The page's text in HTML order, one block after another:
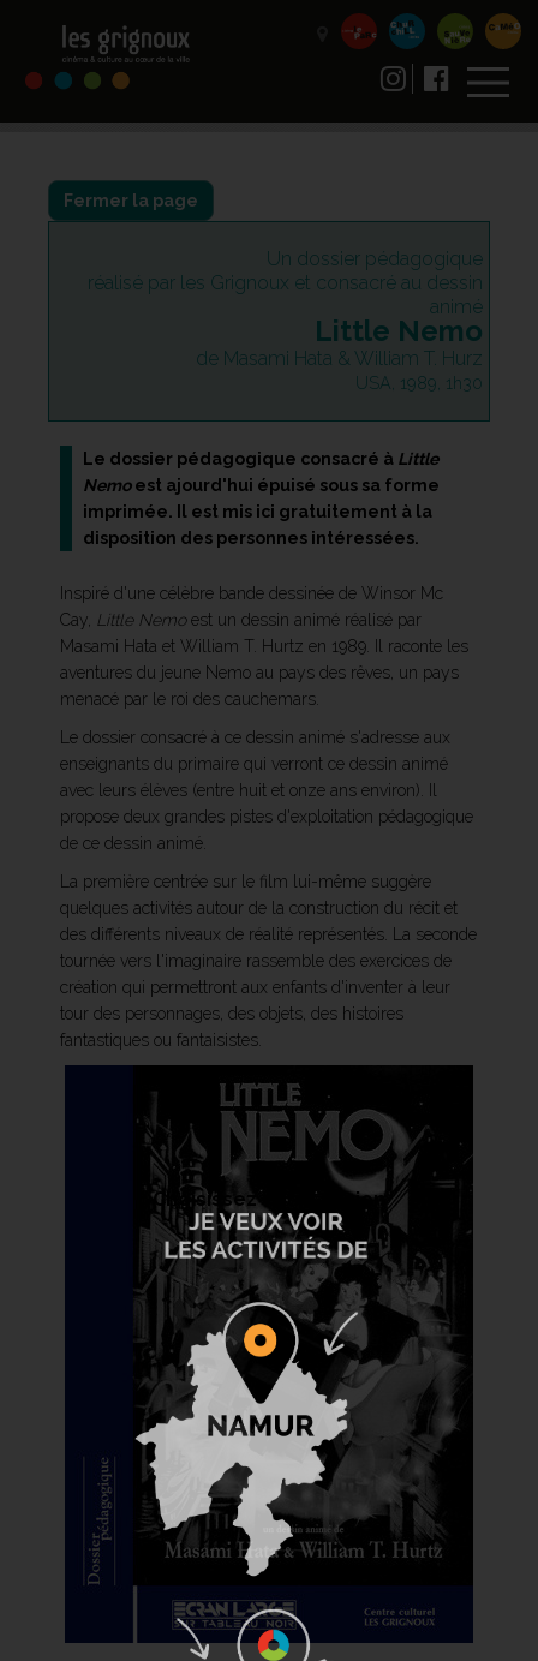
Fermer la page
Un dossier pédagogique
réalisé par les Grignoux et consacré au dessin
animé
Little Nemo
de Masami Hata & William T. Hurz
USA, 1989, 1h30
Le dossier pédagogique consacré à Little
Nemoest ajourd'hui épuisé sous sa forme
imprimée. Il est mis ici gratuitement à la
disposition des personnes intéressées.
Inspiré d'une célèbre bande dessinée de Winsor Mc
Cay, Little Nemoest un dessin animé réalisé par
Masami Hata et William T. Hurtz en 1989. Il raconte les
aventures du jeune Nemo au pays des rêves, un pays
menacé par le roi des cauchemars.
Le dossier consacré à ce dessin animé s'adresse aux
enseignants du primaire qui verront ce dessin animé
avec leurs élèves (entre huit et onze ans environ). Il
propose deux grandes pistes d'exploitation pédagogique
de ce dessin animé.
La première centrée sur le film lui-même suggère
quelques activités autour de la construction du récit et
des différents niveaux de réalité représentés. La seconde
tournée vers l'imaginaire rassemble des exercices de
création qui permettront aux enfants d'inventer à leur
tour des personnages, des objets, des histoires
fantastiques ou fantaisistes.
Choisissez votre région